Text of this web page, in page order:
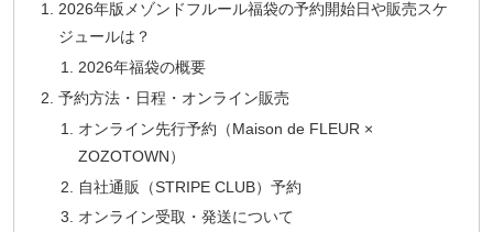
2026年版メゾンドフルール福袋の予約開始日や販売スケ
ジュールは？
2026年福袋の概要
予約方法・日程・オンライン販売
オンライン先行予約（Maison de FLEUR ×
ZOZOTOWN）
自社通販（STRIPE CLUB）予約
オンライン受取・発送について